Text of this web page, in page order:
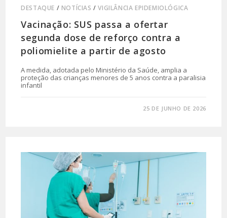
DESTAQUE / NOTÍCIAS /VIGILÂNCIA EPIDEMIOLÓGICA
Vacinação: SUS passa a ofertar
segunda dose de reforço contra a
poliomielite a partir de agosto
A medida, adotada pelo Ministério da Saúde, amplia a
proteção das crianças menores de 5 anos contra a paralisia
infantil
25 DE JUNHO DE 2026